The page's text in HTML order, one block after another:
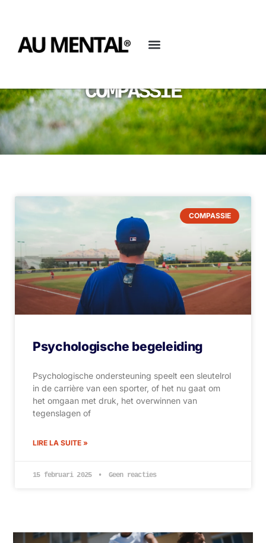
COMPASSIE
COMPASSIE
Psychologische begeleiding
Psychologische ondersteuning speelt een sleutelrol
in de carrière van een sporter, of het nu gaat om
het omgaan met druk, het overwinnen van
tegenslagen of
LIRE LA SUITE »
15 februari 2025 Geen reacties